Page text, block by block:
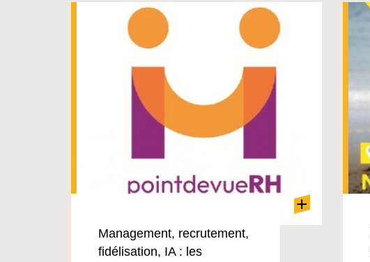
+
Management, recrutement,
fidélisation, IA : les